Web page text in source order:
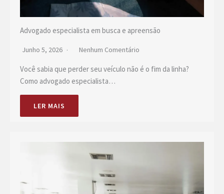
Advogado especialista em busca e apreensão
Junho 5, 2026 Nenhum Comentário
Você sabia que perder seu veículo não é o fim da linha?
Como advogado especialista…
LER MAIS